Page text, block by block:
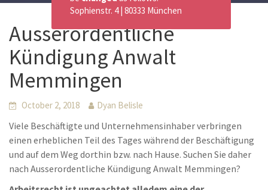
Ausserordentliche
Kündigung Anwalt
Memmingen
October 2, 2018 Dyan Belisle
Viele Beschäftigte und Unternehmensinhaber verbringen
einen erheblichen Teil des Tages während der Beschäftigung
und auf dem Weg dorthin bzw. nach Hause. Suchen Sie daher
nach Ausserordentliche Kündigung Anwalt Memmingen?
Sophienstr. 4 | 80333 München